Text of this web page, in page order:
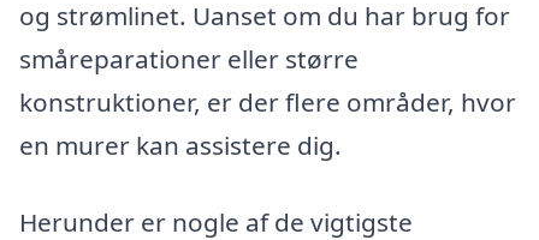
og strømlinet. Uanset om du har brug for
småreparationer eller større
konstruktioner, er der flere områder, hvor
en murer kan assistere dig.
Herunder er nogle af de vigtigste